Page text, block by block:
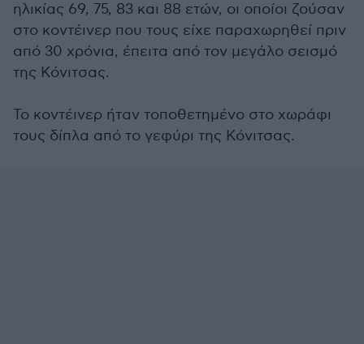
ηλικίας 69, 75, 83 και 88 ετών, οι οποίοι ζούσαν
στο κοντέινερ που τους είχε παραχωρηθεί πριν
από 30 χρόνια, έπειτα από τον μεγάλο σεισμό
της Κόνιτσας.
Το κοντέινερ ήταν τοποθετημένο στο χωράφι
τους δίπλα από το γεφύρι της Κόνιτσας.